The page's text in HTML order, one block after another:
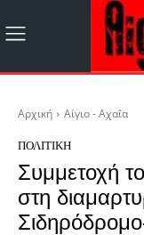
Αρχική Αίγιο - Αχαΐα
ΠΟΛΙΤΙΚΉ
Συμμετοχή
στη